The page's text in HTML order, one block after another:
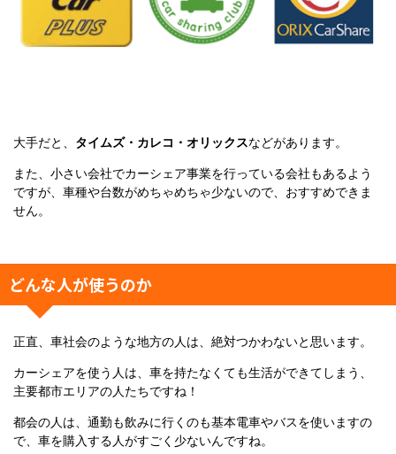
大手だと、 タイムズ・カレコ・オリックスなどがあります。
また、小さい会社でカーシェア事業を行っている会社もあるよう
ですが、車種や台数がめちゃめちゃ少ないので、おすすめできま
せん。
どんな人が使うのか
正直、車社会のような地方の人は、絶対つかわないと思います。
カーシェアを使う人は、車を持たなくても生活ができてしまう、
主要都市エリアの人たちですね！
都会の人は、通勤も飲みに行くのも基本電車やバスを使いますの
で、車を購入する人がすごく少ないんですね。